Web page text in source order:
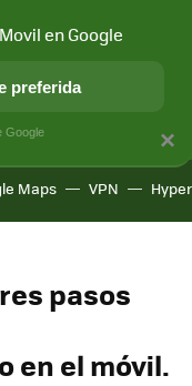
APLICACIONES
Maps VPN
pasos
en el móvil.
×
en Google
preferida
Google